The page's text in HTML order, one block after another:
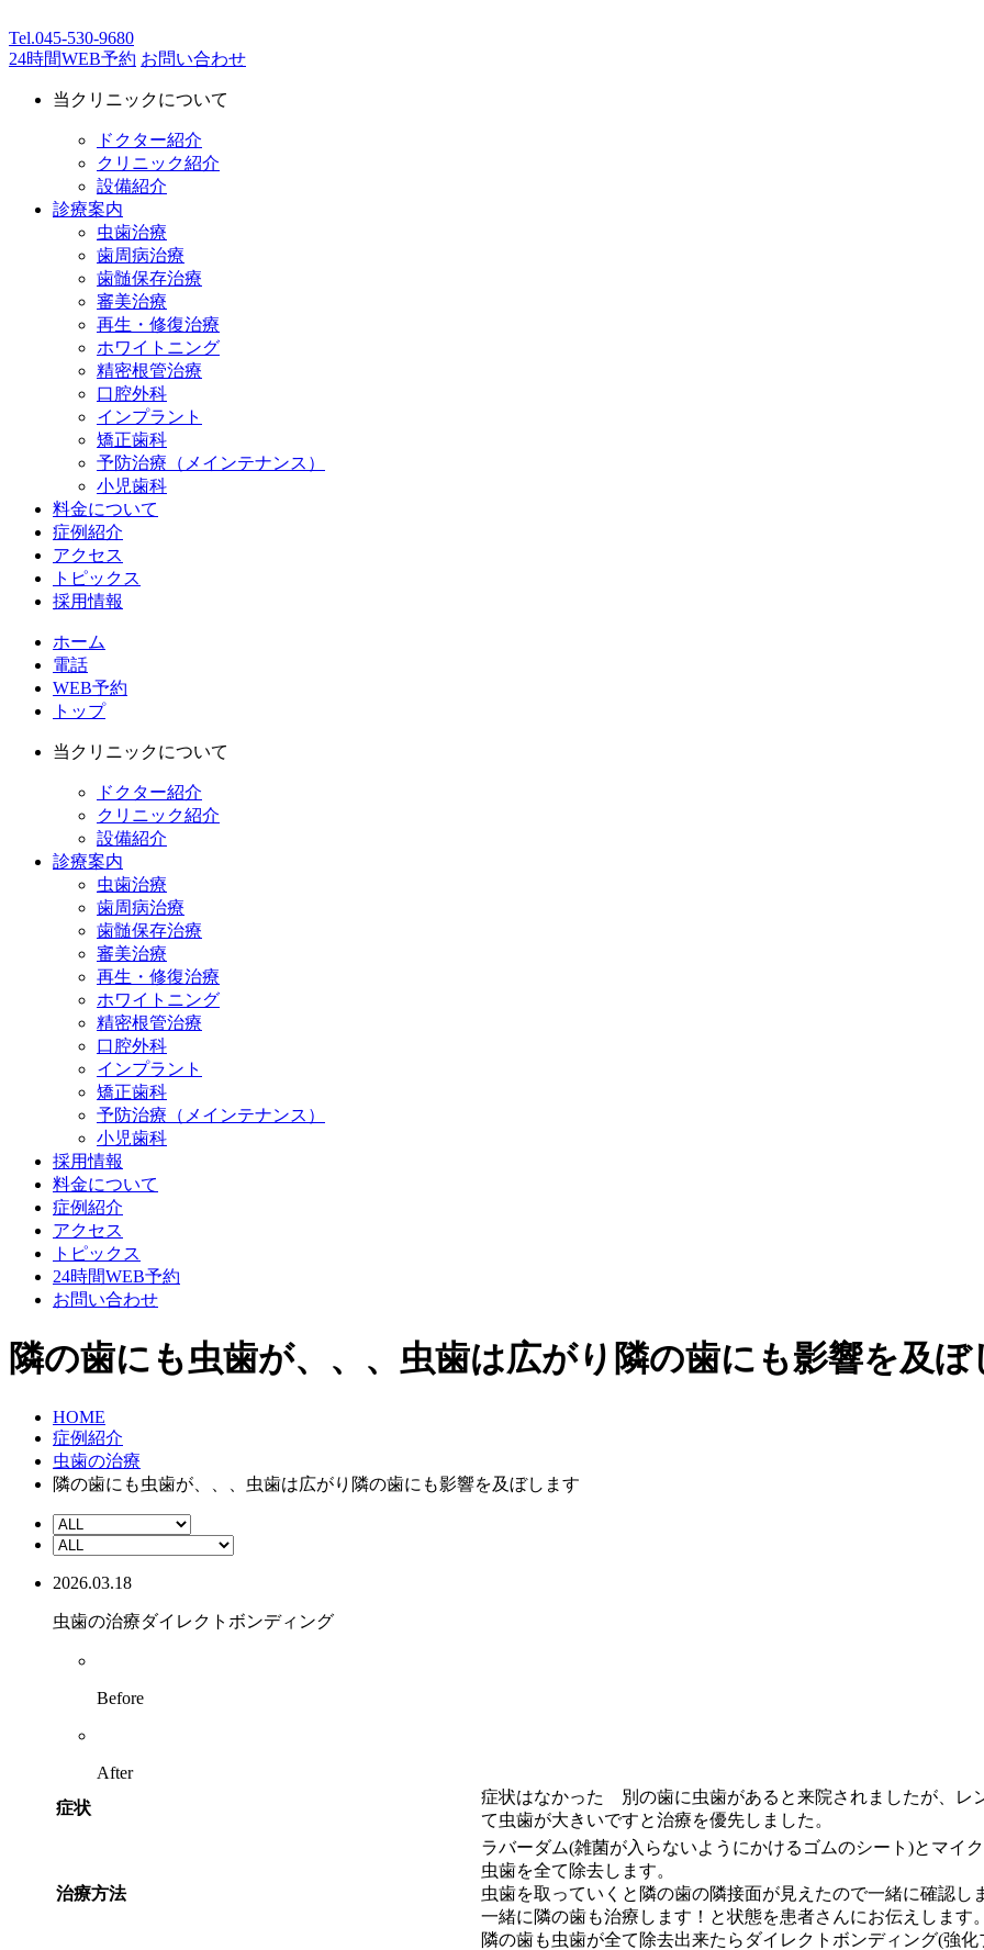
Tel.045-530-9680
24時間WEB予約 お問い合わせ
当クリニックについて
ドクター紹介
クリニック紹介
設備紹介
診療案内
虫歯治療
歯周病治療
歯髄保存治療
審美治療
再生・修復治療
ホワイトニング
精密根管治療
口腔外科
インプラント
矯正歯科
予防治療（メインテナンス）
小児歯科
料金について
症例紹介
アクセス
トピックス
採用情報
ホーム
電話
WEB予約
トップ
当クリニックについて
ドクター紹介
クリニック紹介
設備紹介
診療案内
虫歯治療
歯周病治療
歯髄保存治療
審美治療
再生・修復治療
ホワイトニング
精密根管治療
口腔外科
インプラント
矯正歯科
予防治療（メインテナンス）
小児歯科
採用情報
料金について
症例紹介
アクセス
トピックス
24時間WEB予約
お問い合わせ
隣の歯にも虫歯が、、、虫歯は広がり隣の歯にも影響を及ぼ
HOME
症例紹介
虫歯の治療
隣の歯にも虫歯が、、、虫歯は広がり隣の歯にも影響を及ぼします
2026.03.18
虫歯の治療ダイレクトボンディング
Before
After
症状
症状はなかった 別の歯に虫歯があると来院されましたが、レ
て虫歯が大きいですと治療を優先しました。
治療方法
ラバーダム(雑菌が入らないようにかけるゴムのシート)とマイ
虫歯を全て除去します。
虫歯を取っていくと隣の歯の隣接面が見えたので一緒に確認
一緒に隣の歯も治療します！と状態を患者さんにお伝えします
隣の歯も虫歯が全て除去出来たらダイレクトボンディング(強